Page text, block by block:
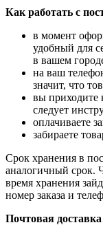
Как работать с
в момент
удобный для
в вашем
на ваш
значит, что
вы приходите
следует
оплачиваете
забираете
Срок хранения в
аналогичный срок.
время хранения
номер заказа и
Почтовая доставка